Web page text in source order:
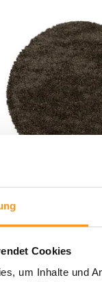
Cookies
um Inhalte und
*